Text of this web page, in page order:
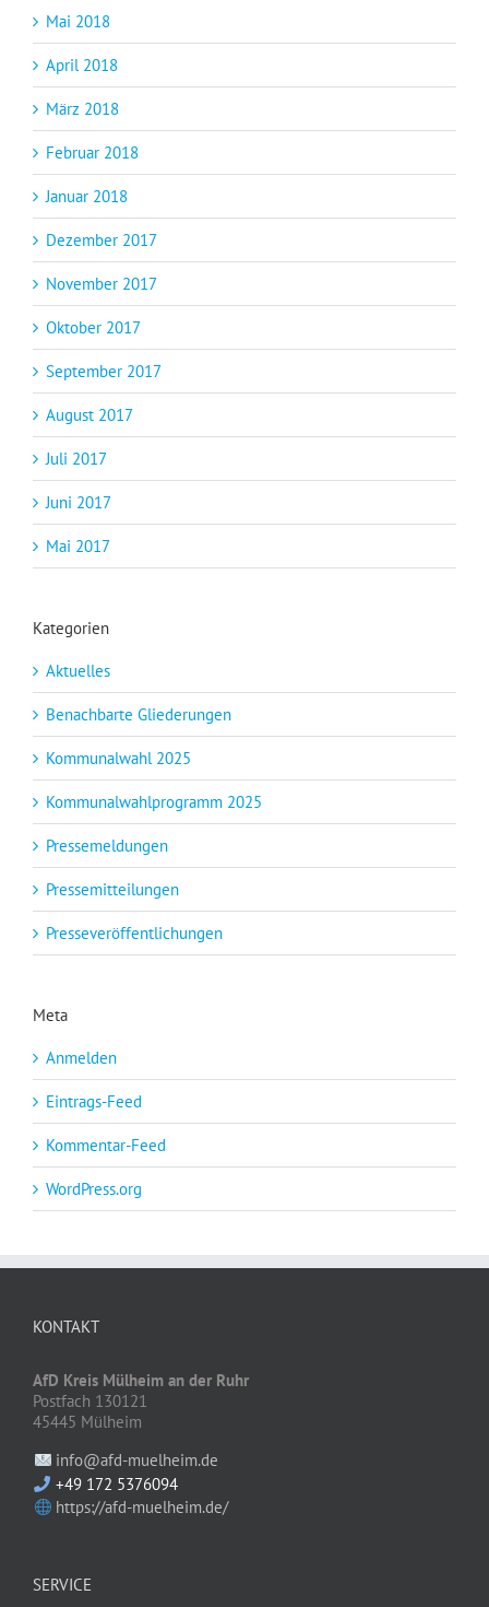
Mai 2018
April 2018
März 2018
Februar 2018
Januar 2018
Dezember 2017
November 2017
Oktober 2017
September 2017
August 2017
Juli 2017
Juni 2017
Mai 2017
Kategorien
Aktuelles
Benachbarte Gliederungen
Kommunalwahl 2025
Kommunalwahlprogramm 2025
Pressemeldungen
Pressemitteilungen
Presseveröffentlichungen
Meta
Anmelden
Eintrags-Feed
Kommentar-Feed
WordPress.org
KONTAKT
AfD Kreis Mülheim an der Ruhr
Postfach 130121
45445 Mülheim
info@afd-muelheim.de
+49 172 5376094
https://afd-muelheim.de/
SERVICE